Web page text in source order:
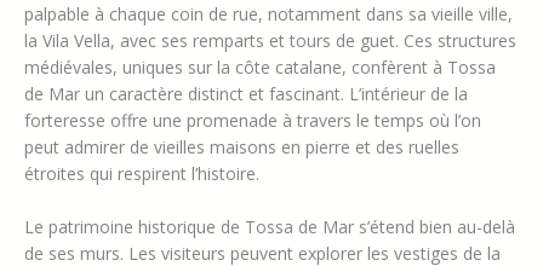
palpable à chaque coin de rue, notamment dans sa vieille ville,
la Vila Vella, avec ses remparts et tours de guet. Ces structures
médiévales, uniques sur la côte catalane, confèrent à Tossa
de Mar un caractère distinct et fascinant. L’intérieur de la
forteresse offre une promenade à travers le temps où l’on
peut admirer de vieilles maisons en pierre et des ruelles
étroites qui respirent l’histoire.
Le patrimoine historique de Tossa de Mar s’étend bien au-delà
de ses murs. Les visiteurs peuvent explorer les vestiges de la